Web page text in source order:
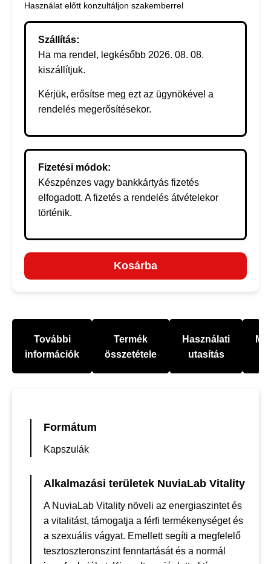
Használat előtt konzultáljon szakemberrel
Szállítás:
Ha ma rendel, legkésőbb 2026. 08. 08.
kiszállítjuk.
Kérjük, erősítse meg ezt az ügynökével a
rendelés megerősítésekor.
Fizetési módok:
Készpénzes vagy bankkártyás fizetés
elfogadott. A fizetés a rendelés átvételekor
történik.
Kosárba
További
információk
Termék
összetétele
Használati
utasítás
Formátum
Kapszulák
Alkalmazási területek NuviaLab Vitality
A NuviaLab Vitality növeli az energiaszintet és
a vitalitást, támogatja a férfi termékenységet és
a szexuális vágyat. Emellett segíti a megfelelő
tesztoszteronszint fenntartását és a normál